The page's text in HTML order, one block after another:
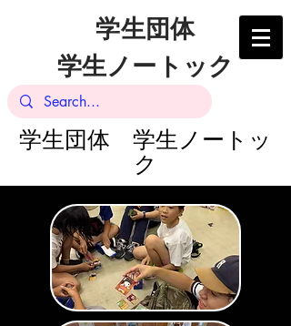
学生団体
学生ノートック
​学生団体 学生ノートッ
ク